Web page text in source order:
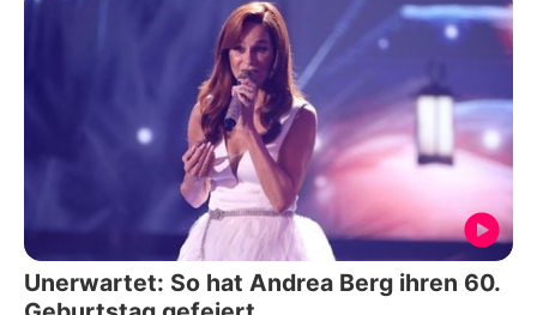
Unerwartet: So hat Andrea Berg ihren 60.